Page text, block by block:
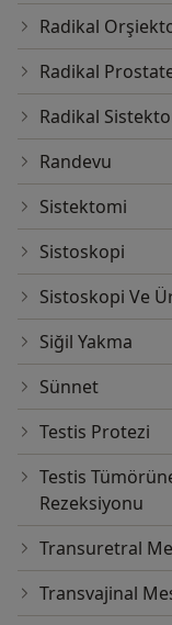
Radikal
Radikal
Radikal
Randevu
Sistektomi
Sistoskopi
Sistoskopi Ve
Siğil Yakma
Sünnet
Testis Protezi
Testis
Rezeksiyonu
Transuretral
Transvajinal